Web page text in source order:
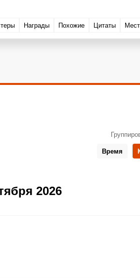
Награды Похожие Цитаты
Время
2026